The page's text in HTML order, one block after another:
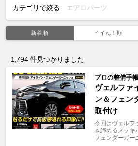
カテゴリで絞る エアロパーツ
新着順 イイね！順
1,794 件見つかりました
プロの整備手帳
ヴェルファ
ン＆フェン
取付け
今回はヴェルフ
き締めるメッキ
フェンダーガー